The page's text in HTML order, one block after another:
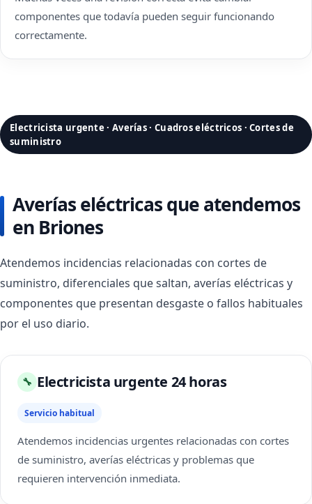
componentes que todavía pueden seguir funcionando
correctamente.
Electricista urgente · Averías · Cuadros eléctricos · Cortes de
suministro
Averías eléctricas que atendemos
en Briones
Atendemos incidencias relacionadas con cortes de
suministro, diferenciales que saltan, averías eléctricas y
componentes que presentan desgaste o fallos habituales
por el uso diario.
🔧 Electricista urgente 24 horas
Servicio habitual
Atendemos incidencias urgentes relacionadas con cortes
de suministro, averías eléctricas y problemas que
requieren intervención inmediata.